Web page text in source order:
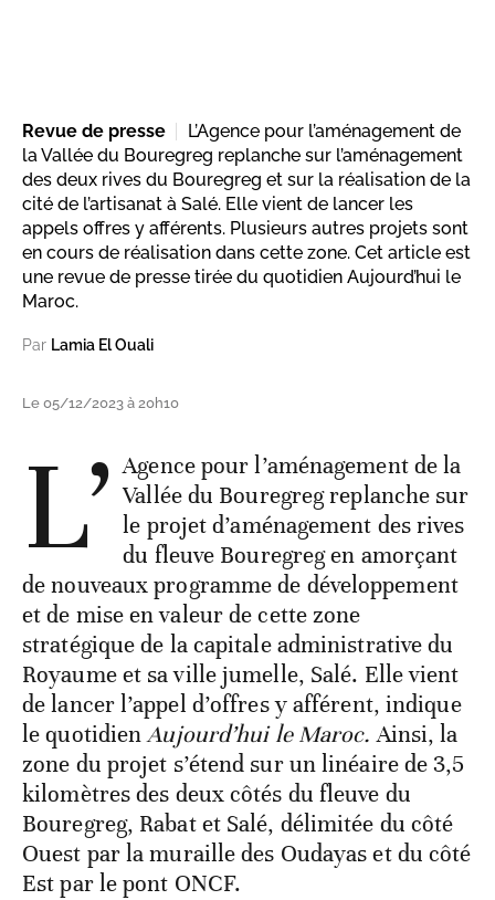
Revue de presse
L’Agence pour l’aménagement de
la Vallée du Bouregreg replanche sur l’aménagement
des deux rives du Bouregreg et sur la réalisation de la
cité de l’artisanat à Salé. Elle vient de lancer les
appels offres y afférents. Plusieurs autres projets sont
en cours de réalisation dans cette zone. Cet article est
une revue de presse tirée du quotidien Aujourd’hui le
Maroc.
Par Lamia El Ouali
Le 05/12/2023 à 20h10
L’ Agence pour l’aménagement de la
Vallée du Bouregreg replanche sur
le projet d’aménagement des rives
du fleuve Bouregreg en amorçant
de nouveaux programme de développement
et de mise en valeur de cette zone
stratégique de la capitale administrative du
Royaume et sa ville jumelle, Salé. Elle vient
de lancer l’appel d’offres y afférent, indique
le quotidienAujourd’hui le Maroc.Ainsi, la
zone du projet s’étend sur un linéaire de 3,5
kilomètres des deux côtés du fleuve du
Bouregreg, Rabat et Salé, délimitée du côté
Ouest par la muraille des Oudayas et du côté
Est par le pont ONCF.